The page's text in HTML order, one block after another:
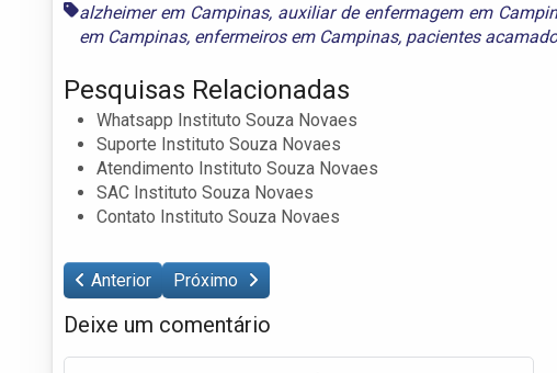
alzheimer em Campinas, auxiliar de enfermagem em
em Campinas, enfermeiros em Campinas, pacientes
Pesquisas Relacionadas
Whatsapp Instituto Souza Novaes
Suporte Instituto Souza Novaes
Atendimento Instituto Souza Novaes
SAC Instituto Souza Novaes
Contato Instituto Souza Novaes
Anterior Próximo
Deixe um comentário